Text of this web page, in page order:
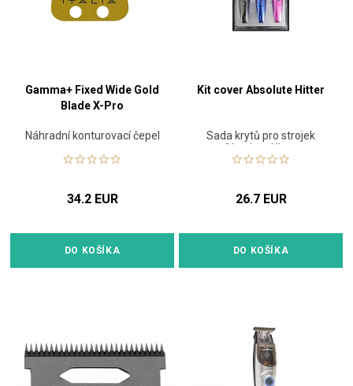
Gamma+ Fixed Wide Gold
Blade X-Pro
Náhradní konturovací čepel
34.2 EUR
DO KOŠÍKA
Kit cover Absolute Hitter
Sada krytů pro strojek
Absolute Hitter
26.7 EUR
DO KOŠÍKA